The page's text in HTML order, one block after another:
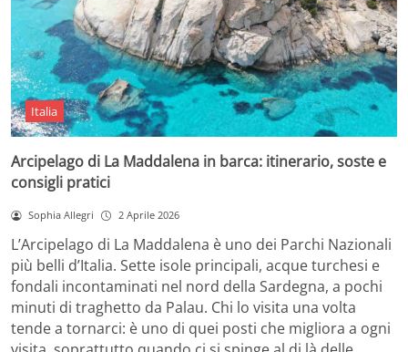
Italia
Arcipelago di La Maddalena in barca: itinerario, soste e
consigli pratici
Sophia Allegri 2 Aprile 2026
L’Arcipelago di La Maddalena è uno dei Parchi Nazionali
più belli d’Italia. Sette isole principali, acque turchesi e
fondali incontaminati nel nord della Sardegna, a pochi
minuti di traghetto da Palau. Chi lo visita una volta
tende a tornarci: è uno di quei posti che migliora a ogni